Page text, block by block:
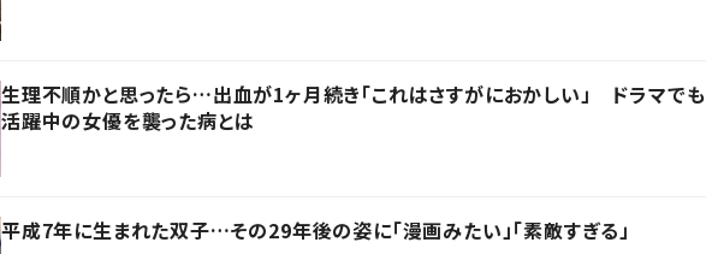
生理不順かと思ったら…出血が1ヶ月続き「これはさすがにおかしい」 ドラマでも
活躍中の女優を襲った病とは
平成7年に生まれた双子…その29年後の姿に「漫画みたい」「素敵すぎる」